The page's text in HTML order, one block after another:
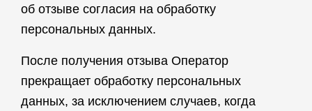
об отзыве согласия на обработку
персональных данных.
После получения отзыва Оператор
прекращает обработку персональных
данных, за исключением случаев, когда